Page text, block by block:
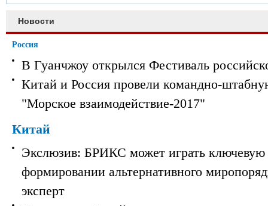
Новости
Россия
В Гуанчжоу открылся Фестиваль
Китай и Россия провели командно-
"Морское взаимодействие-2017"
Китай
Экслюзив: БРИКС может играть ключевую
формировании альтернативного
эксперт